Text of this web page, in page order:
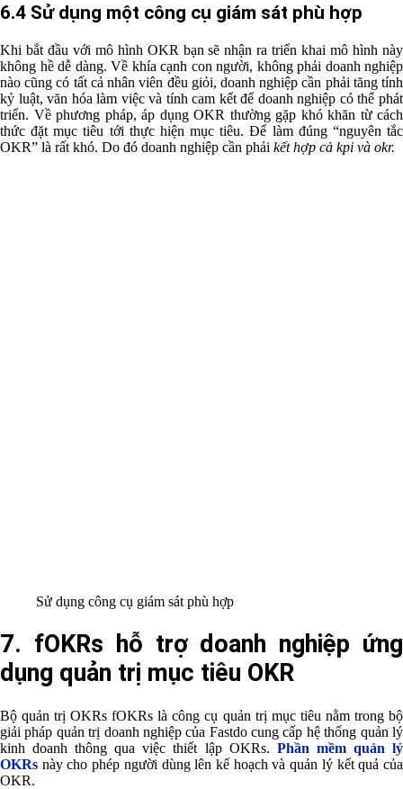
6.4 Sử dụng một công cụ giám sát phù hợp
Khi bắt đầu với mô hình OKR bạn sẽ nhận ra triển khai mô hình này
không hề dễ dàng. Về khía cạnh con người, không phải doanh nghiệp
nào cũng có tất cả nhân viên đều giỏi, doanh nghiệp cần phải tăng tính
kỷ luật, văn hóa làm việc và tính cam kết để doanh nghiệp có thể phát
triển. Về phương pháp, áp dụng OKR thường gặp khó khăn từ cách
thức đặt mục tiêu tới thực hiện mục tiêu. Để làm đúng “nguyên tắc
OKR” là rất khó. Do đó doanh nghiệp cần phải kết hợp cả kpi và okr.
Sử dụng công cụ giám sát phù hợp
7. fOKRs hỗ trợ doanh nghiệp ứng
dụng quản trị mục tiêu OKR
Bộ quản trị OKRs fOKRs là công cụ quản trị mục tiêu nằm trong bộ
giải pháp quản trị doanh nghiệp của Fastdo cung cấp hệ thống quản lý
kinh doanh thông qua việc thiết lập OKRs. Phần mềm quản lý
OKRs này cho phép người dùng lên kế hoạch và quản lý kết quả của
OKR.